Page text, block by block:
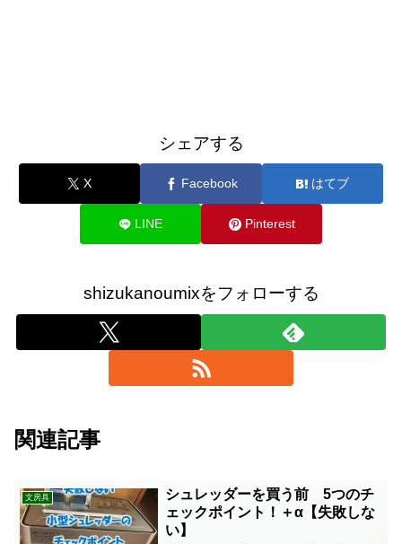
シェアする
X Facebook はてブ
LINE Pinterest
shizukanoumixをフォローする
関連記事
文房具
シュレッダーを買う前 5つのチ
ェックポイント！＋α【失敗しな
い】